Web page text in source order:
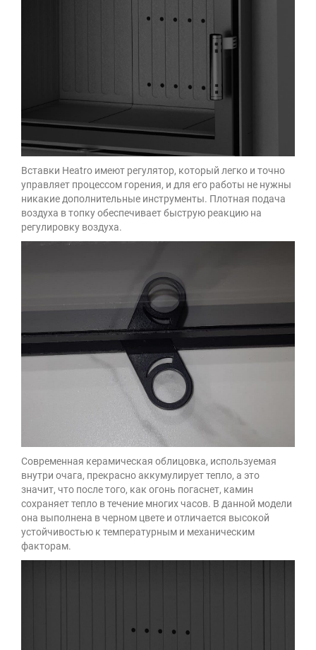
Вставки Heatro имеют регулятор, который легко и точно
управляет процессом горения, и для его работы не нужны
никакие дополнительные инструменты. Плотная подача
воздуха в топку обеспечивает быструю реакцию на
регулировку воздуха.
Современная керамическая облицовка, используемая
внутри очага, прекрасно аккумулирует тепло, а это
значит, что после того, как огонь погаснет, камин
сохраняет тепло в течение многих часов. В данной модели
она выполнена в черном цвете и отличается высокой
устойчивостью к температурным и механическим
факторам.